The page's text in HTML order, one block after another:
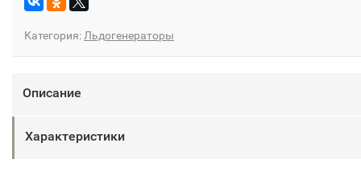
Категория: Льдогенераторы
Описание
Характеристики